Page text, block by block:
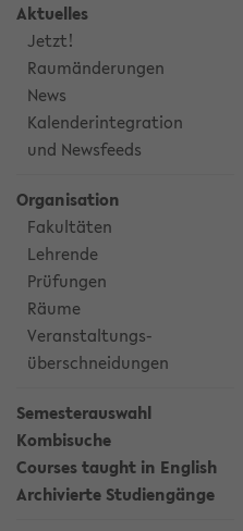
Aktuelles
Jetzt!
Raumänderungen
News
Kalenderintegration
und Newsfeeds
Organisation
Fakultäten
Lehrende
Prüfungen
Räume
Veranstaltungs-
überschneidungen
Semesterauswahl
Kombisuche
Courses taught in English
Archivierte Studiengänge